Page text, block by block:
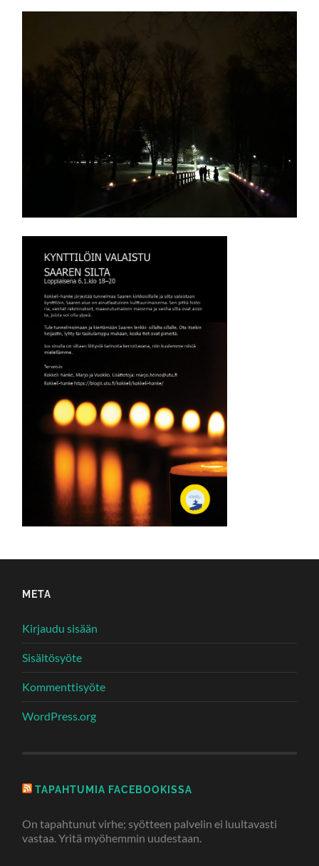
META
Kirjaudu sisään
Sisältösyöte
Kommenttisyöte
WordPress.org
TAPAHTUMIA FACEBOOKISSA
On tapahtunut virhe; syötteen palvelin ei luultavasti
vastaa. Yritä myöhemmin uudestaan.